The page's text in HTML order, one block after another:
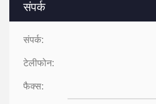
संपर्क
संपर्क:
टेलीफोन:
फैक्स: